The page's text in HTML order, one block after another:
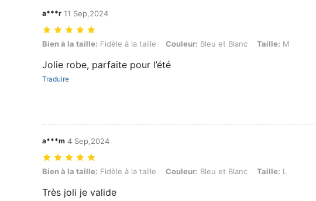
a***r 11 Sep,2024
Bien à la taille: Fidèle à la taille, Couleur: Bleu et Blanc, Taille: M
Bien à la taille: Fidèle à la taille Couleur: Bleu et Blanc Taille: M
Jolie robe, parfaite pour l’été
Traduire
a***m 4 Sep,2024
Bien à la taille: Fidèle à la taille, Couleur: Bleu et Blanc, Taille: L
Bien à la taille: Fidèle à la taille Couleur: Bleu et Blanc Taille: L
Très joli je valide